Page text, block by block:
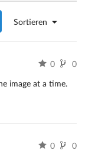
Sortieren
0 0
image at a time.
0 0